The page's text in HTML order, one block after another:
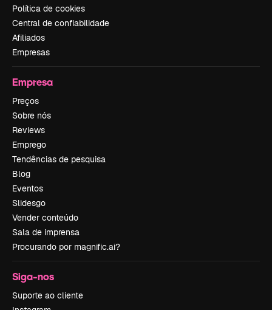
Política de cookies
Central de confiabilidade
Afiliados
Empresas
Empresa
Preços
Sobre nós
Reviews
Emprego
Tendências de pesquisa
Blog
Eventos
Slidesgo
Vender conteúdo
Sala de imprensa
Procurando por magnific.ai?
Siga-nos
Suporte ao cliente